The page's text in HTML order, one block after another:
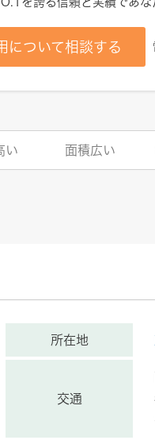
について相談する
い 面積広い
所在地
交通